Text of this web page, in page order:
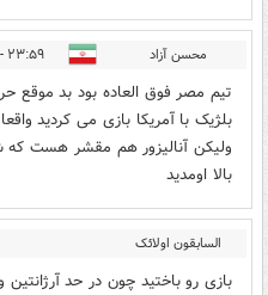
محسن آزاد ۲۳:۵۹ - ۱۴۰۵/۰۴/۱۶
تیم مصر فوق العاده بود بد موقع
بلژیک با آمریکا بازی می کردید
ولیکن آنالیزور هم مقشر هست که
بالا اومدید
السابقون اولائک
المقربون
۰۳:۴۹ - ۱۴۰۵/۰۴/۱۷ بازی رو باختید چون در حد